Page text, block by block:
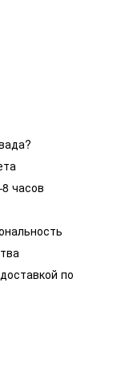
часов
по